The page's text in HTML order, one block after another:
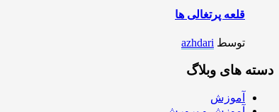
قلعه پرتغالی ها
توسط azhdari
دسته های وبلاگ
آموزش